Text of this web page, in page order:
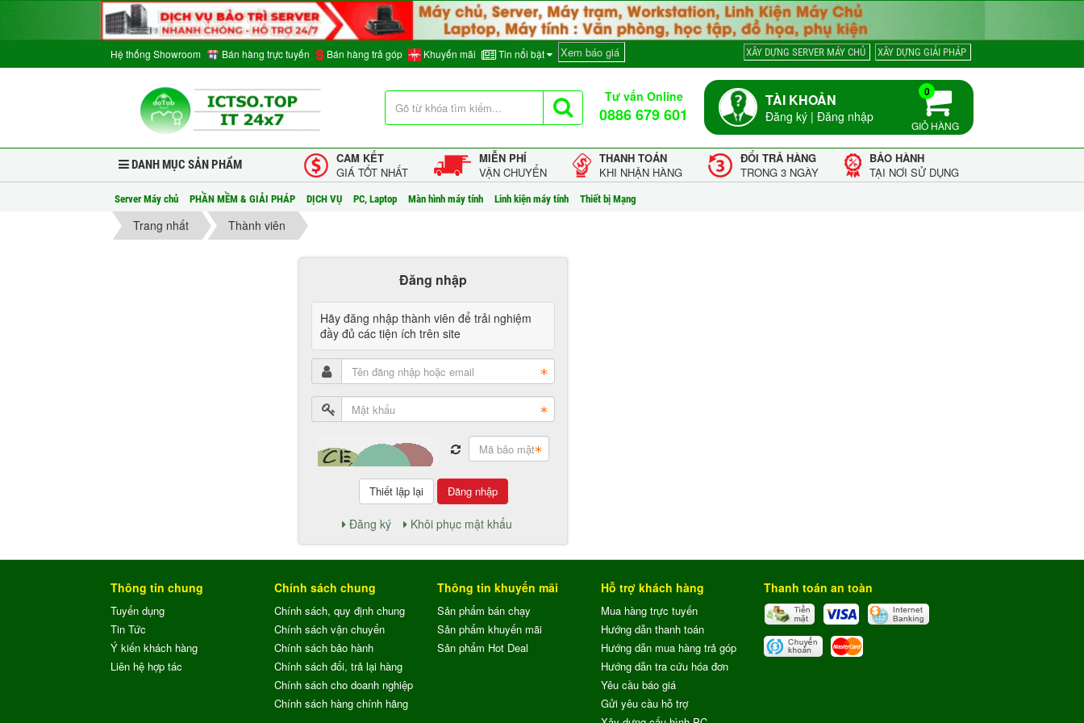
Hệ thống Showroom Bán hàng trực tuyến Bán hàng trả góp Khuyến mãi Tin nổi bật Xem báo giá XÂY DỰNG SERVER MÁY CHỦ XÂY DỰNG GIẢI PHÁP
Tư vấn Online
0886 679 601
TÀI KHOẢN
Đăng ký | Đăng nhập
0
GIỎ HÀNG
DANH MỤC SẢN PHẨM
CAM KẾT
GIÁ TỐT NHẤT
MIỄN PHÍ
VẬN CHUYỂN
THANH TOÁN
KHI NHẬN HÀNG
ĐỔI TRẢ HÀNG
TRONG 3 NGÀY
BẢO HÀNH
TẠI NƠI SỬ DỤNG
Server Máy chủ PHẦN MỀM & GIẢI PHÁP DỊCH VỤ PC, Laptop Màn hình máy tính Linh kiện máy tính Thiết bị Mạng
Trang nhất Thành viên
Đăng nhập
Hãy đăng nhập thành viên để trải nghiệm
đầy đủ các tiện ích trên site
Đăng nhập
Đăng ký Khôi phục mật khẩu
Thông tin chung
Tuyển dụng
Tin Tức
Ý kiến khách hàng
Liên hệ hợp tác
Chính sách chung
Chính sách, quy định chung
Chính sách vận chuyển
Chính sách bảo hành
Chính sách đổi, trả lại hàng
Chính sách cho doanh nghiệp
Chính sách hàng chính hãng
Thông tin khuyến mãi
Sản phẩm bán chạy
Sản phẩm khuyến mãi
Sản phẩm Hot Deal
Hỗ trợ khách hàng
Mua hàng trực tuyến
Hướng dẫn thanh toán
Hướng dẫn mua hàng trả góp
Hướng dẫn tra cứu hóa đơn
Yêu cầu báo giá
Gửi yêu cầu hỗ trợ
Thanh toán an toàn